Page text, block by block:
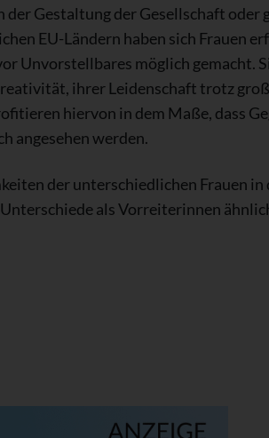
Gestaltung der Gesellschaft oder
EU-Ländern haben sich Frauen
Unvorstellbares möglich gemacht.
ihrer Leidenschaft trotz
hiervon in dem Maße, dass
angesehen werden.
der unterschiedlichen Frauen in
als Vorreiterinnen